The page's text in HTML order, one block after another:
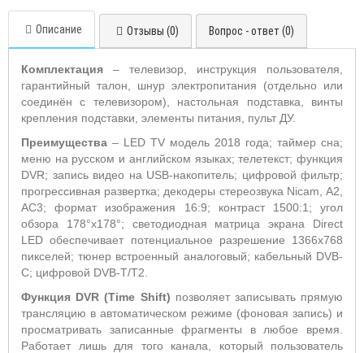
Описание Отзывы (0) Вопрос - ответ (0)
Комплектация – телевизор, инструкция пользователя,
гарантийный талон, шнур электропитания (отдельно или
соединён с телевизором), настольная подставка, винты
крепления подставки, элементы питания, пульт ДУ.
Преимущества – LED TV модель 2018 года; таймер сна;
меню на русском и английском языках; телетекст; функция
DVR; запись видео на USB-накопитель; цифровой фильтр;
прогрессивная развертка; декодеры стереозвука Nicam , А2,
АС3; формат изображения 16:9; контраст 1500:1; угол
обзора 178°х178°; светодиодная матрица экрана Direct
LED обеспечивает потенциальное разрешение 1366x768
пикселей; тюнер встроенный аналоговый; кабельный DVB-
C; цифровой DVB-Т/T2.
Функция DVR (Time Shift) позволяет записывать прямую
трансляцию в автоматическом режиме (фоновая запись) и
просматривать записанные фрагменты в любое время.
Работает лишь для того канала, который пользователь